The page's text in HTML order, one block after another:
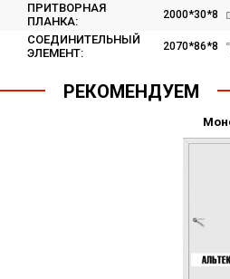
ПРИТВОРНАЯ
ПЛАНКА:
2000*30*8
СОЕДИНИТЕЛЬНЫЙ
ЭЛЕМЕНТ:
2070*86*8
РЕКОМЕНДУЕМ
Моно